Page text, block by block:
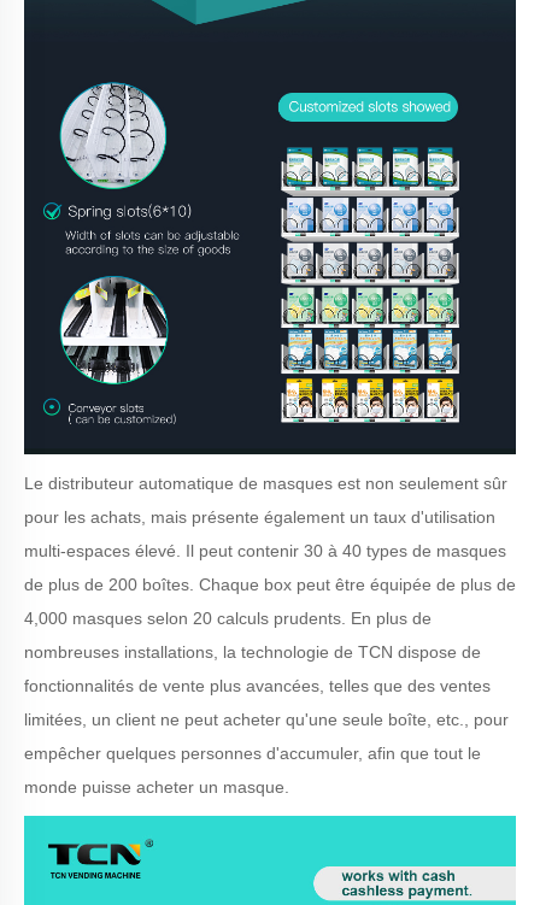
Le distributeur automatique de masques est non seulement sûr
pour les achats, mais présente également un taux d'utilisation
multi-espaces élevé. Il peut contenir 30 à 40 types de masques
de plus de 200 boîtes. Chaque box peut être équipée de plus de
4,000 masques selon 20 calculs prudents. En plus de
nombreuses installations, la technologie de TCN dispose de
fonctionnalités de vente plus avancées, telles que des ventes
limitées, un client ne peut acheter qu'une seule boîte, etc., pour
empêcher quelques personnes d'accumuler, afin que tout le
monde puisse acheter un masque.